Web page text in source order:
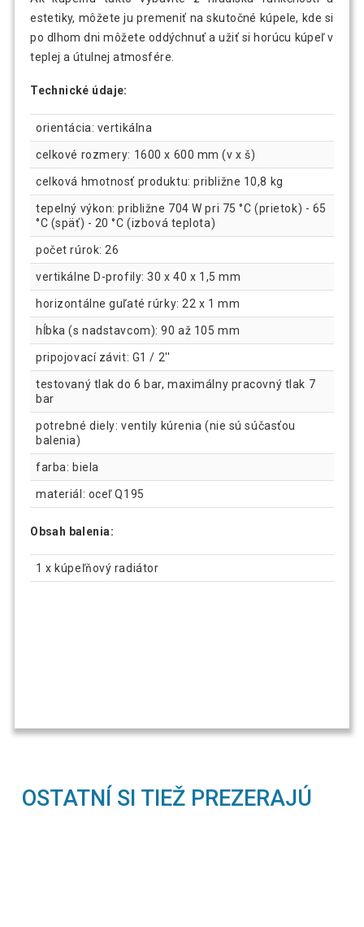
estetiky, môžete ju premeniť na skutočné kúpele, kde si
po dlhom dni môžete oddýchnuť a užiť si horúcu kúpeľ v
teplej a útulnej atmosfére.
Technické údaje:
orientácia: vertikálna
celkové rozmery: 1600 x 600 mm (v x š)
celková hmotnosť produktu: približne 10,8 kg
tepelný výkon: približne 704 W pri 75 °C (prietok) - 65
°C (späť) - 20 °C (izbová teplota)
počet rúrok: 26
vertikálne D-profily: 30 x 40 x 1,5 mm
horizontálne guľaté rúrky: 22 x 1 mm
hĺbka (s nadstavcom): 90 až 105 mm
pripojovací závit: G1 / 2''
testovaný tlak do 6 bar, maximálny pracovný tlak 7
bar
potrebné diely: ventily kúrenia (nie sú súčasťou
balenia)
farba: biela
materiál: oceľ Q195
Obsah balenia:
1 x kúpeľňový radiátor
OSTATNÍ SI TIEŽ PREZERAJÚ